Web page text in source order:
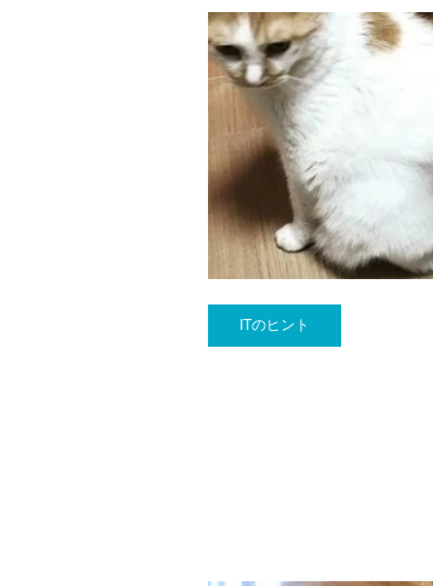
ITのヒント